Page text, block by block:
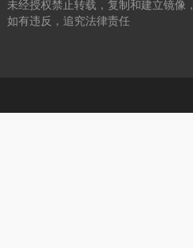
未经授权禁止转载，复制和建立镜像，
如有违反，追究法律责任